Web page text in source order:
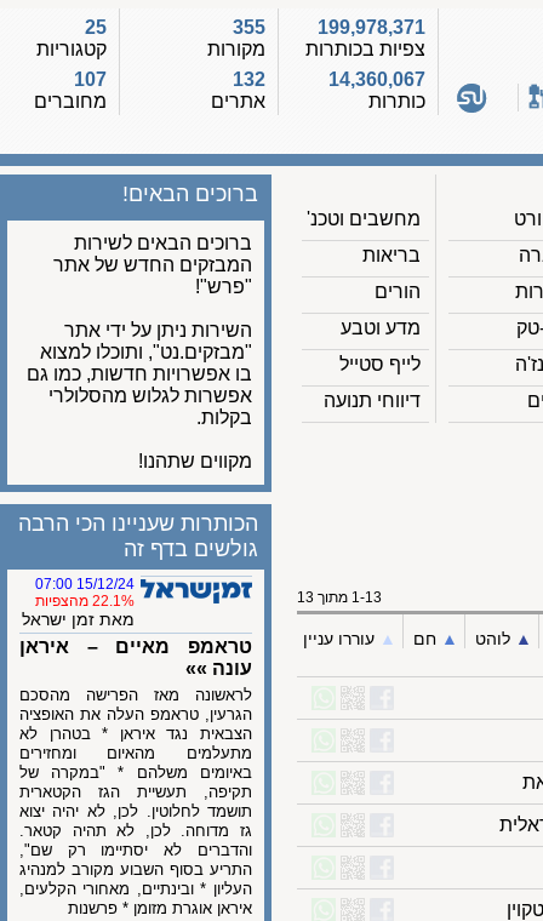
199,978,371
צפיות בכותרות
14,360,067
כותרות
355
מקורות
132
אתרים
קטגוריות
107
מחוברים
מחשבים וטכנ'
בריאות
הורים
מדע וטבע
לייף סטייל
דיווחי תנועה
ברוכים הבאים!
ברוכים הבאים לשירות
המבזקים החדש של אתר
"פרש"!
השירות ניתן על ידי אתר
"מבזקים.נט", ותוכלו למצוא
בו אפשרויות חדשות, כמו גם
אפשרות לגלוש מהסלולרי
בקלות.
מקווים שתהנו!
1-13 מתוך 13
לוהט ▲︎ חם ▲︎ עוררו עניין
הכותרות שעניינו הכי הרבה
גולשים בדף זה
15/12/24 07:00
22.1% מהצפיות
מאת זמן ישראל
טראמפ מאיים – איראן
עונה »»
לראשונה מאז הפרישה מהסכם
הגרעין, טראמפ העלה את האופציה
הצבאית נגד איראן * בטהרן לא
מתעלמים מהאיום ומחזירים
באיומים משלהם * "במקרה של
תקיפה, תעשיית הגז הקטארית
תושמד לחלוטין. לכן, לא יהיה יצוא
גז מדוחה. לכן, לא תהיה קטאר.
והדברים לא יסתיימו רק שם",
התריע בסוף השבוע מקורב למנהיג
העליון * ובינתיים, מאחורי הקלעים,
איראן אוגרת מזומן * פרשנות